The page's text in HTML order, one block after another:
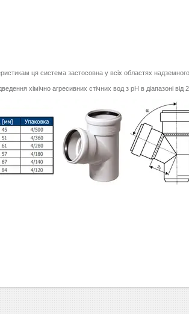
ця система застосовна у всіх областях
хімічно агресивних стічних вод з pH в діапазоні